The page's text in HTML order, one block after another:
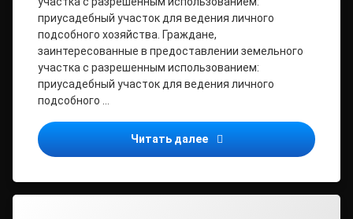
приусадебный участок для ведения личного
подсобного хозяйства. Граждане,
заинтересованные в предоставлении земельного
участка с разрешенным использованием:
приусадебный участок для ведения личного
подсобного …
Читать далее Извещение о